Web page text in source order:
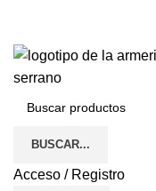
BUSCAR...
Acceso / Registro